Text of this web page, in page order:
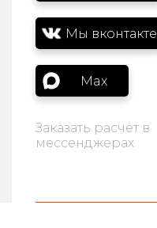
Мы вконтакте
Max
Заказать расчет в
мессенджерах